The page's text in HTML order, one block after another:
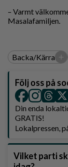
– Varmt
Masalafamiljen.
Backa/Kärra +
Följ oss på
Din enda
GRATIS!
Lokalpressen,
Vilket parti